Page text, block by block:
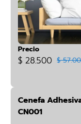
Precio
$ 28.500 $
Cenefa
CN001